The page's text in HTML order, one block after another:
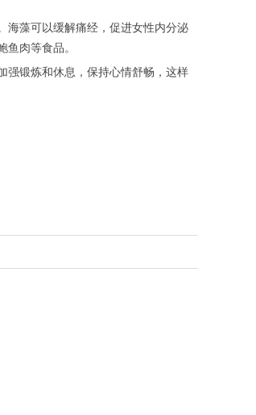
藻可以缓解痛经，促进女性内分泌
肉等食品。
锻炼和休息，保持心情舒畅，这样